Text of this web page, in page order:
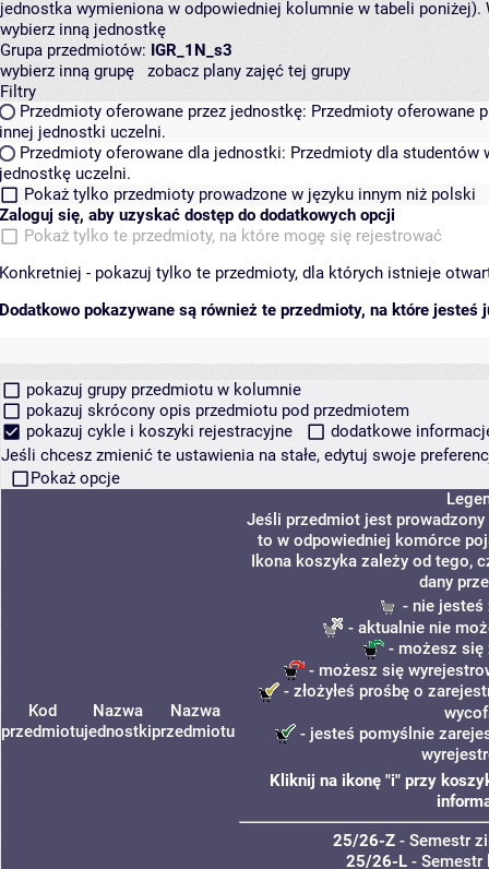
jednostka wymieniona w odpowiedniej kolumnie w tabeli
wybierz inną jednostkę
Grupa przedmiotów: IGR_1N_s3
wybierz inną grupę
zobacz plany zajęć tej grupy
Filtry
Przedmioty oferowane przez jednostkę: Przedmioty oferowane
innej jednostki uczelni.
Przedmioty oferowane dla jednostki: Przedmioty dla studentów
jednostkę uczelni.
Pokaż tylko przedmioty prowadzone w języku innym niż polski
Zaloguj się, aby uzyskać dostęp do dodatkowych opcji
Pokaż tylko te przedmioty, na które mogę się rejestrować
Konkretniej - pokazuj tylko te przedmioty, dla których istnieje
Dodatkowo pokazywane są również te przedmioty, na które jesteś
pokazuj grupy przedmiotu w kolumnie
pokazuj skrócony opis przedmiotu pod przedmiotem
pokazuj cykle i koszyki rejestracyjne
dodatkowe
Jeśli chcesz zmienić te ustawienia na stałe, edytuj swoje
Pokaż opcje
Kod
przedmiotu
Nazwa
jednostki
Nazwa
przedmiotu
Jeśli przedmiot jest
to w odpowiedniej komórce
Ikona koszyka zależy od tego,
dany
- nie jesteś
- aktualnie nie
- możesz się
- możesz się
- złożyłeś prośbę o
- jesteś pomyślnie
Kliknij na ikonę "i" przy
25/26-Z - Semestr
25/26-L -